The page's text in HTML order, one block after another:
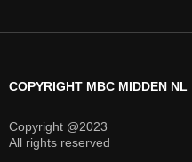
COPYRIGHT MBC MIDDEN NL
Copyright @2023
All rights reserved